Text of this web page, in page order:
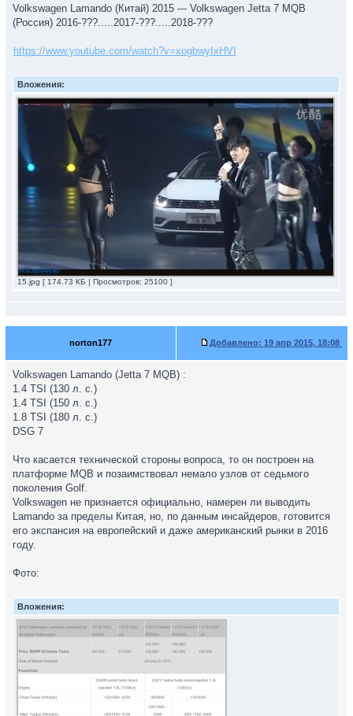
Volkswagen Lamando (Китай) 2015 --- Volkswagen Jetta 7 MQB
(Россия) 2016-???.....2017-???.....2018-???
https://www.youtube.com/watch?v=xogbwyIxHVI
Вложения:
15.jpg [ 174.73 КБ | Просмотров: 25100 ]
norton177 Добавлено: 19 апр 2015, 18:08
Volkswagen Lamando (Jetta 7 MQB) :
1.4 TSI (130 л. с.)
1.4 TSI (150 л. с.)
1.8 TSI (180 л. с.)
DSG 7
Что касается технической стороны вопроса, то он построен на
платформе MQB и позаимствовал немало узлов от седьмого
поколения Golf.
Volkswagen не признается официально, намерен ли выводить
Lamando за пределы Китая, но, по данным инсайдеров, готовится
его экспансия на европейский и даже американский рынки в 2016
году.
Фото:
Вложения: